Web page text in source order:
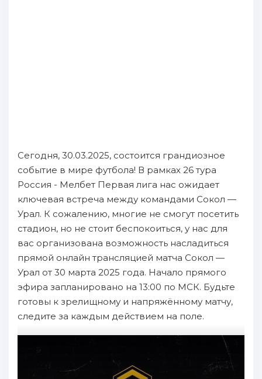
Сегодня, 30.03.2025, состоится грандиозное
событие в мире футбола! В рамках 26 тура
Россия - Мелбет Первая лига нас ожидает
ключевая встреча между командами Сокол —
Урал. К сожалению, многие не смогут посетить
стадион, но не стоит беспокоиться, у нас для
вас организована возможность насладиться
прямой онлайн трансляцией матча Сокол —
Урал от 30 марта 2025 года. Начало прямого
эфира запланировано на 13:00 по МСК. Будьте
готовы к зрелищному и напряжённому матчу,
следите за каждым действием на поле.